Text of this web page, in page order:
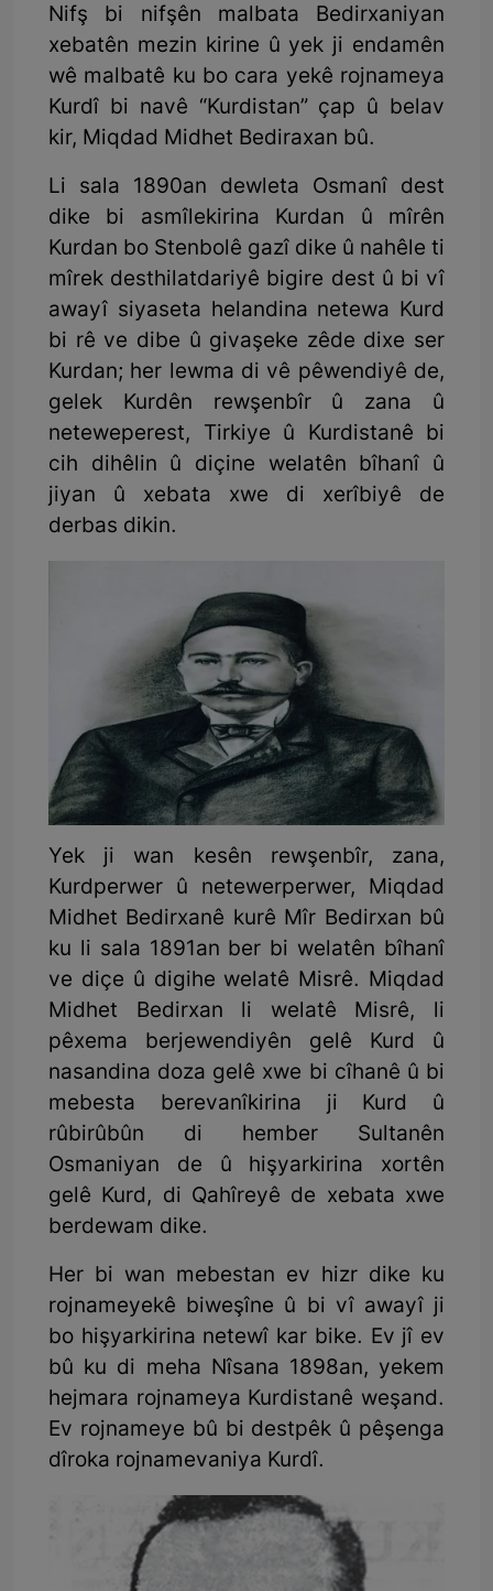
Nifş bi nifşên malbata Bedirxaniyan
xebatên mezin kirine û yek ji endamên
wê malbatê ku bo cara yekê rojnameya
Kurdî bi navê “Kurdistan” çap û belav
kir, Miqdad Midhet Bediraxan bû.
Li sala 1890an dewleta Osmanî dest
dike bi asmîlekirina Kurdan û mîrên
Kurdan bo Stenbolê gazî dike û nahêle ti
mîrek desthilatdariyê bigire dest û bi vî
awayî siyaseta helandina netewa Kurd
bi rê ve dibe û givaşeke zêde dixe ser
Kurdan; her lewma di vê pêwendiyê de,
gelek Kurdên rewşenbîr û zana û
neteweperest, Tirkiye û Kurdistanê bi
cih dihêlin û diçine welatên bîhanî û
jiyan û xebata xwe di xerîbiyê de
derbas dikin.
Yek ji wan kesên rewşenbîr, zana,
Kurdperwer û netewerperwer, Miqdad
Midhet Bedirxanê kurê Mîr Bedirxan bû
ku li sala 1891an ber bi welatên bîhanî
ve diçe û digihe welatê Misrê. Miqdad
Midhet Bedirxan li welatê Misrê, li
pêxema berjewendiyên gelê Kurd û
nasandina doza gelê xwe bi cîhanê û bi
mebesta berevanîkirina ji Kurd û
rûbirûbûn di hember Sultanên
Osmaniyan de û hişyarkirina xortên
gelê Kurd, di Qahîreyê de xebata xwe
berdewam dike.
Her bi wan mebestan ev hizr dike ku
rojnameyekê biweşîne û bi vî awayî ji
bo hişyarkirina netewî kar bike. Ev jî ev
bû ku di meha Nîsana 1898an, yekem
hejmara rojnameya Kurdistanê weşand.
Ev rojnameye bû bi destpêk û pêşenga
dîroka rojnamevaniya Kurdî.